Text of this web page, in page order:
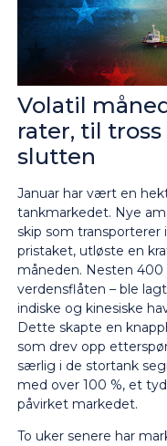
Volatil
rater, til
slutten
Januar har vært en
tankmarkedet. Nye
skip som transporterer
pristaket, utløste en
måneden. Nesten 400
verdensflåten – ble
indiske og kinesiske
Dette skapte en
som drev opp
særlig i de stortank
med over 100 %, et
påvirket markedet.
To uker senere har